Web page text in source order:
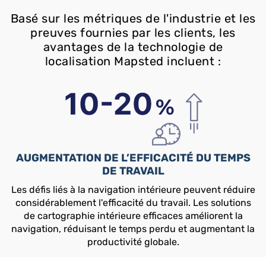
Basé sur les métriques de l'industrie et les
preuves fournies par les clients, les
avantages de la technologie de
localisation Mapsted incluent :
AUGMENTATION DE L’EFFICACITÉ DU TEMPS
DE TRAVAIL
Les défis liés à la navigation intérieure peuvent réduire
considérablement l'efficacité du travail. Les solutions
de cartographie intérieure efficaces améliorent la
navigation, réduisant le temps perdu et augmentant la
productivité globale.